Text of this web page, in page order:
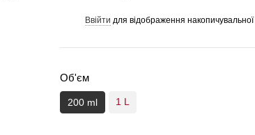
Ввійти для відображення
Об'єм
200 ml 1 L